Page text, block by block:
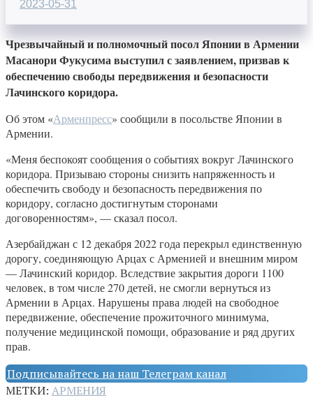
2023-05-31
Чрезвычайный и полномочный посол Японии в Армении
Масанори Фукусима выступил с заявлением, призвав к
обеспечению свободы передвижения и безопасности
Лачинского коридора.
Об этом «Арменпресс» сообщили в посольстве Японии в
Армении.
«Меня беспокоят сообщения о событиях вокруг Лачинского
коридора. Призываю стороны снизить напряженность и
обеспечить свободу и безопасность передвижения по
коридору, согласно достигнутым сторонами
договоренностям», — сказал посол.
Азербайджан с 12 декабря 2022 года перекрыл единственную
дорогу, соединяющую Арцах с Арменией и внешним миром
— Лачинский коридор. Вследствие закрытия дороги 1100
человек, в том числе 270 детей, не смогли вернуться из
Армении в Арцах. Нарушены права людей на свободное
передвижение, обеспечение прожиточного минимума,
получение медицинской помощи, образование и ряд других
прав.
Подписывайтесь на наш Телеграм канал
МЕТКИ: АРМЕНИЯ